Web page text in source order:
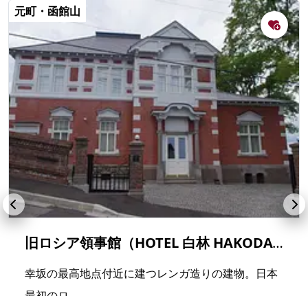
元町・函館山
旧ロシア領事館（HOTEL 白林 HAKODATE）
幸坂の最高地点付近に建つレンガ造りの建物。日本